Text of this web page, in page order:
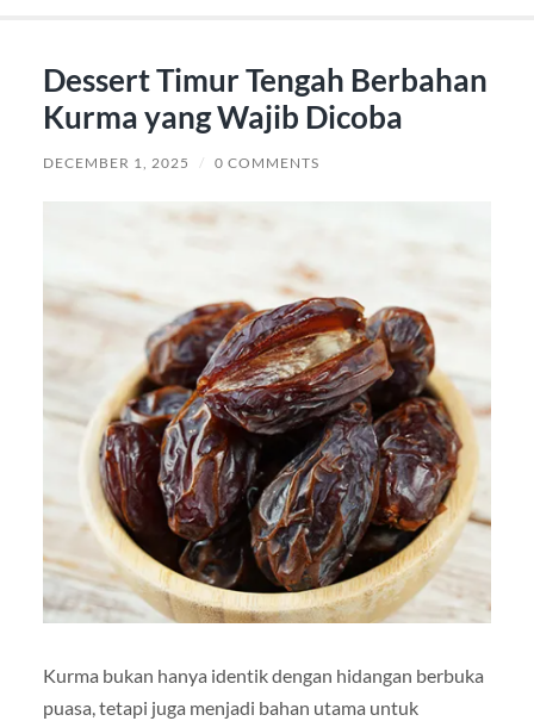
Dessert Timur Tengah Berbahan
Kurma yang Wajib Dicoba
DECEMBER 1, 2025 / 0 COMMENTS
Kurma bukan hanya identik dengan hidangan berbuka
puasa, tetapi juga menjadi bahan utama untuk